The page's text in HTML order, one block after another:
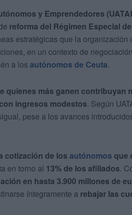
y Emprendedores
reforma del Régimen Especial
estratégicas que la organización
en un contexto de
a los autónomos de Ceuta.
quienes más ganen contribuyan
ingresos modestos. Según
pese a los avances
cotización de los autónomos que
en torno al 13% de los afiliados.
en hasta 3.900 millones de
íntegramente a rebajar las